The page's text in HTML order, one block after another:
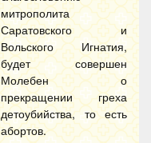
митрополита
Саратовского и
Вольского Игнатия,
будет совершен
Молебен о
прекращении греха
детоубийства, то есть
абортов.